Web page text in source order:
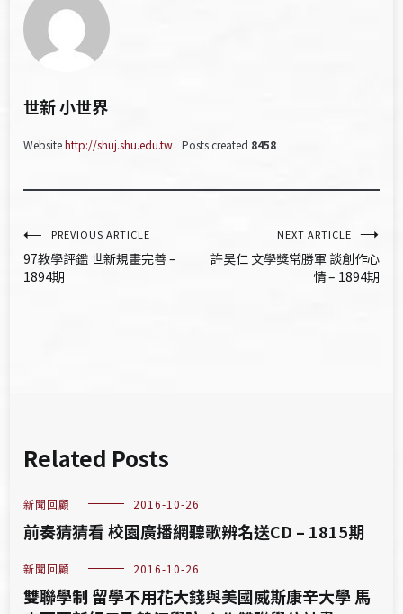
世新 小世界
Websitehttp://shuj.shu.edu.tw Posts created 8458
文
章
PREVIOUS ARTICLE
97教學評鑑 世新規畫完善 –
1894期
NEXT ARTICLE
許昊仁 文學獎常勝軍 談創作心
情 – 1894期
Related Posts
新聞回顧 2016-10-26
前奏猜猜看 校園廣播網聽歌辨名送CD – 1815期
新聞回顧 2016-10-26
雙聯學制 留學不用花大錢與美國威斯康辛大學 馬